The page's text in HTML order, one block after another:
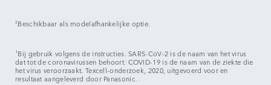
‡Beschikbaar als modelafhankelijke optie.
1 Bij gebruik volgens de instructies. SARS-CoV-2 is de naam van het virus
dat tot de coronavirussen behoort. COVID-19 is de naam van de ziekte die
het virus veroorzaakt. Texcell-onderzoek, 2020, uitgevoerd voor en
resultaat aangeleverd door Panasonic.